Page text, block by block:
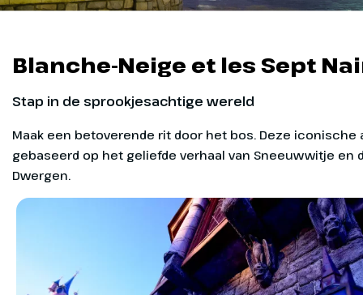
Blanche-Neige et les Sept
Stap in de sprookjesachtige wereld
Maak een betoverende rit door het bos. Deze iconische
gebaseerd op het geliefde verhaal van Sneeuwwitje en
Dwergen.